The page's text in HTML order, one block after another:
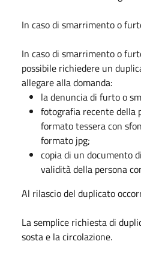
In caso di smarrimento o
In caso di smarrimento o
possibile richiedere un
allegare alla domanda:
la denuncia di furto o
fotografia recente della
formato tessera con
formato jpg;
copia di un documento
validità della persona
Al rilascio del duplicato
La semplice richiesta di
sosta e la circolazione.